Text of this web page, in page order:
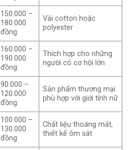
150.000 –
180.000
đồng
Vải cotton hoặc
polyester
160.000 –
190.000
đồng
Thích hợp cho những
người có cơ hội lớn
90.000 –
120.000
đồng
Sản phẩm thương mại
phù hợp với giới tính nữ
100.000 –
130.000
đồng
Chất liệu thoáng mát,
thiết kế ôm sát